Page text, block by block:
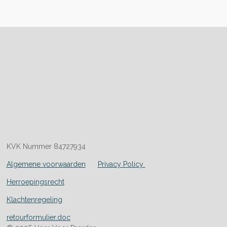
KVK Nummer 84727934
Algemene voorwaarden Privacy Policy
Herroepingsrecht
Klachtenregeling
retourformulier.doc